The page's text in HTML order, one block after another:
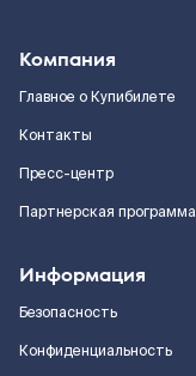
Компания
Главное о Купибилете
Контакты
Пресс-центр
Партнерская программа
Информация
Безопасность
Конфиденциальность